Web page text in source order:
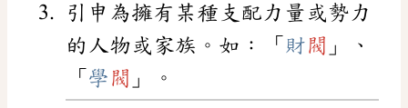
引申為擁有某種支配力量或勢力
的人物或家族。如：「 財閥 」、
「 學 閥 」。